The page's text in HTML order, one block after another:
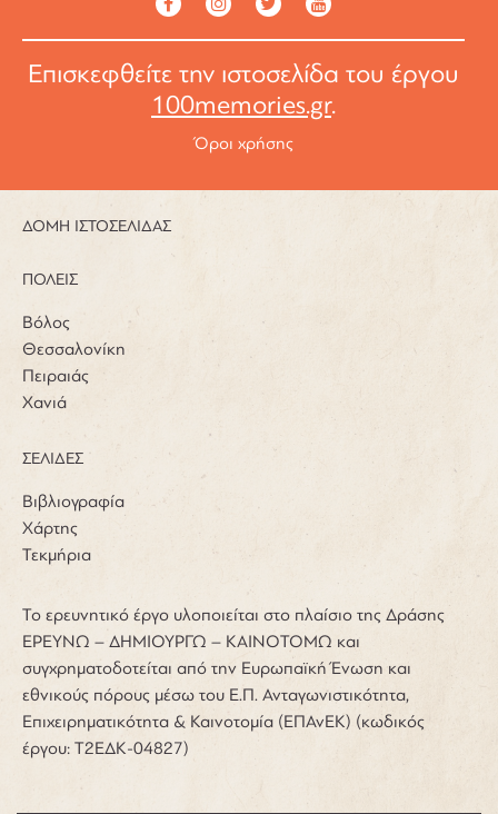
Επισκεφθείτε την ιστοσελίδα του έργου
100memories.gr.
Όροι χρήσης
ΔΟΜΗ ΙΣΤΟΣΕΛΙΔΑΣ
ΠΟΛΕΙΣ
Βόλος
Θεσσαλονίκη
Πειραιάς
Χανιά
ΣΕΛΙΔΕΣ
Βιβλιογραφία
Χάρτης
Τεκμήρια
Το ερευνητικό έργο υλοποιείται στο πλαίσιο της Δράσης
ΕΡΕΥΝΩ – ΔΗΜΙΟΥΡΓΩ – ΚΑΙΝΟΤΟΜΩ και
συγχρηματοδοτείται από την Ευρωπαϊκή Ένωση και
εθνικούς πόρους μέσω του Ε.Π. Ανταγωνιστικότητα,
Επιχειρηματικότητα & Καινοτομία (ΕΠΑνΕΚ) (κωδικός
έργου: Τ2ΕΔΚ-04827)